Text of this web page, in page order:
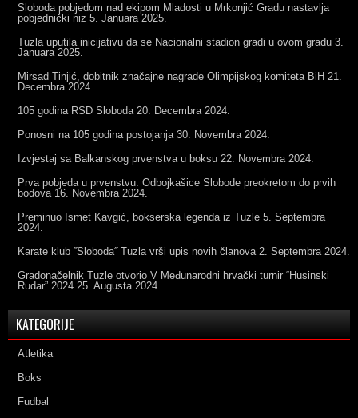
Sloboda pobjedom nad ekipom Mladosti u Mrkonjić Gradu nastavlja
pobjednički niz 5. Januara 2025.
Tuzla uputila inicijativu da se Nacionalni stadion gradi u ovom gradu 3.
Januara 2025.
Mirsad Tinjić, dobitnik značajne nagrade Olimpijskog komiteta BiH 21.
Decembra 2024.
105 godina RSD Sloboda 20. Decembra 2024.
Ponosni na 105 godina postojanja 30. Novembra 2024.
Izvjestaj sa Balkanskog prvenstva u boksu 22. Novembra 2024.
Prva pobjeda u prvenstvu: Odbojkašice Slobode preokretom do prvih
bodova 16. Novembra 2024.
Preminuo Ismet Kavgić, bokserska legenda iz Tuzle 5. Septembra
2024.
Karate klub ˝Sloboda˝ Tuzla vrši upis novih članova 2. Septembra 2024.
Gradonačelnik Tuzle otvorio V Međunarodni hrvački turnir “Husinski
Rudar” 2024 25. Augusta 2024.
KATEGORIJE
Atletika
Boks
Fudbal